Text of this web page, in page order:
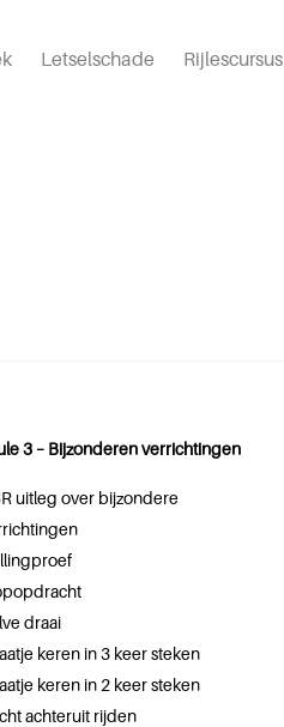
Letselschade Rijlescursus
3 – Bijzonderen verrichtingen
uitleg over bijzondere
draai
keren in 3 keer steken
keren in 2 keer steken
achteruit rijden